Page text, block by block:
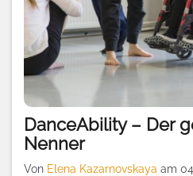
DanceAbility – Der
Nenner
Von Elena Kazarnovskaya am